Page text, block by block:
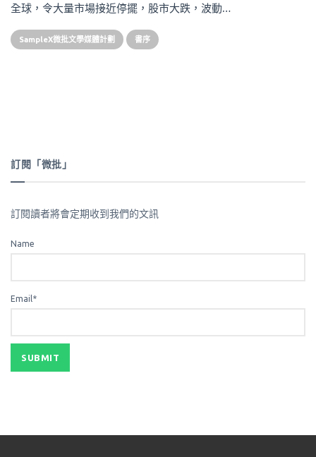
全球，令大量市場接近停擺，股市大跌，波動…
SampleX微批文學媒體計劃 書序
訂閱「微批」
訂閱讀者將會定期收到我們的文訊
Name
Email*